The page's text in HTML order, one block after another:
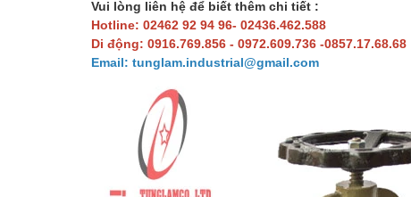
Vui lòng liên hệ để biết thêm chi tiết :
Hotline: 02462 92 94 96- 02436.462.588
Di động: 0916.769.856 - 0972.609.736 -0857.17.68.68
Email: tunglam.industrial@gmail.com